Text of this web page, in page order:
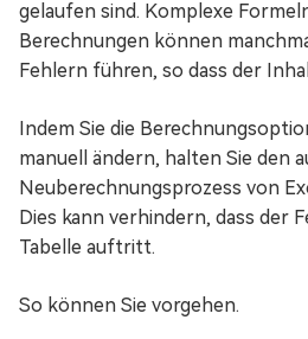
gelaufen sind. Komplexe
Berechnungen können
Fehlern führen, so dass der
Indem Sie die
manuell ändern, halten Sie den
Neuberechnungsprozess von
Dies kann verhindern, dass der
Tabelle auftritt.
So können Sie vorgehen.